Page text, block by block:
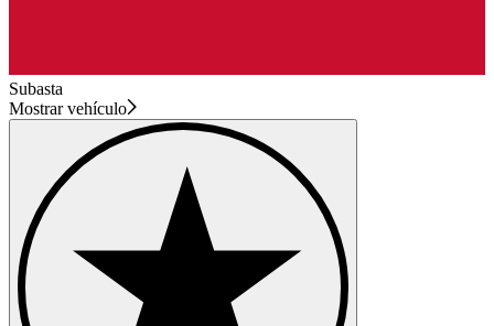
Subasta
Mostrar vehículo